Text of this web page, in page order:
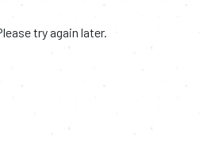
try again later.